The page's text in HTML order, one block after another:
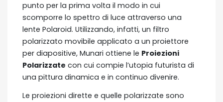
punto per la prima volta il modo in cui
scomporre lo spettro di luce attraverso una
lente Polaroid. Utilizzando, infatti, un filtro
polarizzato movibile applicato a un proiettore
per diapositive, Munari ottiene le Proiezioni
Polarizzate con cui compie l’utopia futurista di
una pittura dinamica e in continuo divenire.
Le proiezioni dirette e quelle polarizzate sono